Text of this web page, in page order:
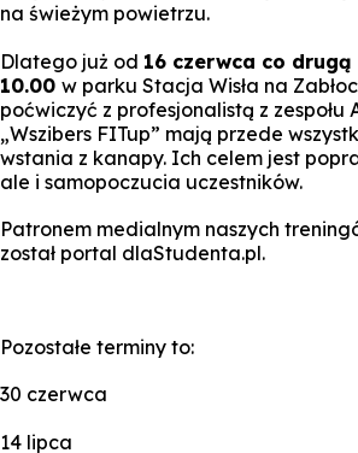
na świeżym powietrzu.
Dlatego już od 16 czerwca co
10.00 w parku Stacja Wisła na
poćwiczyć z profesjonalistą z zespołu
„Wszibers FITup” mają przede
wstania z kanapy. Ich celem jest
ale i samopoczucia uczestników.
Patronem medialnym naszych
został portal dlaStudenta.pl.
Pozostałe terminy to:
30 czerwca
14 lipca